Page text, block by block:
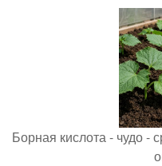
Борная кислота - чудо -